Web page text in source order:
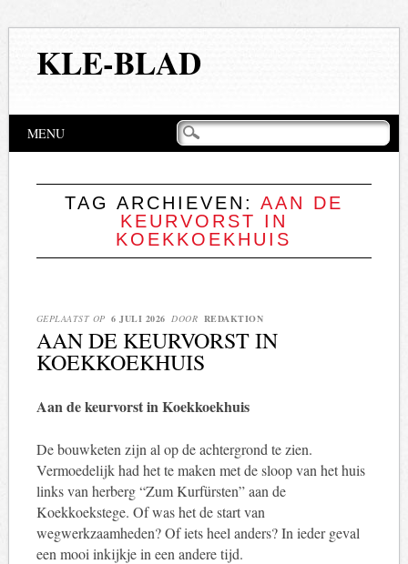
KLE-BLAD
Hoofdmenu
springen
MENU
TAG ARCHIEVEN: AAN DE
KEURVORST IN
KOEKKOEKHUIS
GEPLAATST OP 6 JULI 2026 DOOR REDAKTION
AAN DE KEURVORST IN
KOEKKOEKHUIS
Aan de keurvorst in Koekkoekhuis
De bouwketen zijn al op de achtergrond te zien.
Vermoedelijk had het te maken met de sloop van het huis
links van herberg “Zum Kurfürsten” aan de
Koekkoekstege. Of was het de start van
wegwerkzaamheden? Of iets heel anders? In ieder geval
een mooi inkijkje in een andere tijd.